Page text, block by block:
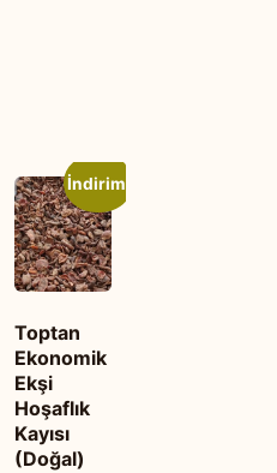
İndirim!
Toptan
Ekonomik
Ekşi
Hoşaflık
Kayısı
(Doğal)